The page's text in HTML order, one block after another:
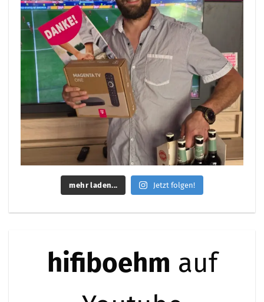
mehr laden... Jetzt folgen!
hifiboehm auf